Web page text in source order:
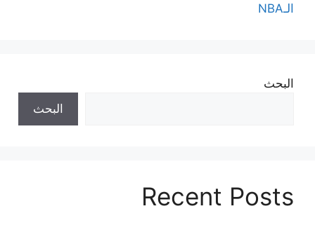
الـNBA
البحث
البحث
Recent Posts